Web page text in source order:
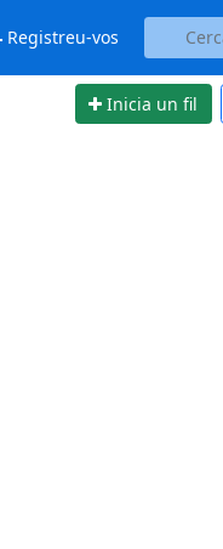
Registreu-vos
Inicia un fil